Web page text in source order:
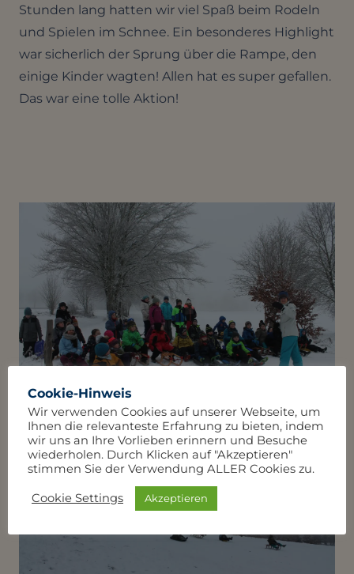
Stunden lang hatten wir viel Spaß beim Rodeln
und Spielen im Schnee. Ein besonderes Highlight
war sicherlich der Sprung über die Rampe, den
einige Kinder wagten! Allen hat es super gefallen.
Das war eine tolle Aktion!
Cookie-Hinweis
Wir verwenden Cookies auf unserer Webseite, um
Ihnen die relevanteste Erfahrung zu bieten, indem
wir uns an Ihre Vorlieben erinnern und Besuche
wiederholen. Durch Klicken auf "Akzeptieren"
stimmen Sie der Verwendung ALLER Cookies zu.
Cookie Settings Akzeptieren